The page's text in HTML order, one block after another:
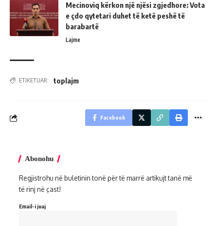
Mecinoviq kërkon një njësi zgjedhore: Vota
e çdo qytetari duhet të ketë peshë të
barabartë
Lajme
ETIKETUAR: toplajm
Facebook
Abonohu
Regjistrohu në buletinin tonë për të marrë artikujt tanë më
të rinj në çast!
Email-i juaj